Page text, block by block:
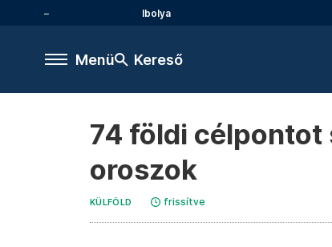
Ibolya
Menü Kereső
74 földi célpontot
oroszok
KÜLFÖLD frissítve